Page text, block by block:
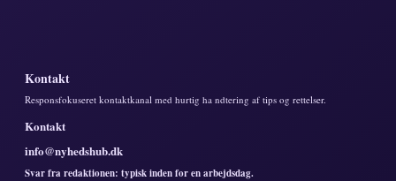
Kontakt
Responsfokuseret kontaktkanal med hurtig ha ndtering af tips og rettelser.
Kontakt
info@nyhedshub.dk
Svar fra redaktionen: typisk inden for en arbejdsdag.